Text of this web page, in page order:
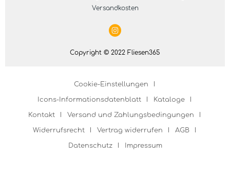
Versandkosten
Copyright © 2022 Fliesen365
Cookie-Einstellungen
Icons-Informationsdatenblatt Kataloge
Kontakt Versand und Zahlungsbedingungen
Widerrufsrecht Vertrag widerrufen AGB
Datenschutz Impressum